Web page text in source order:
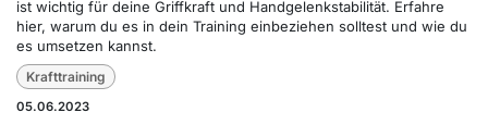
ist wichtig für deine Griffkraft und Handgelenkstabilität. Erfahre
hier, warum du es in dein Training einbeziehen solltest und wie du
es umsetzen kannst.
Krafttraining
05.06.2023